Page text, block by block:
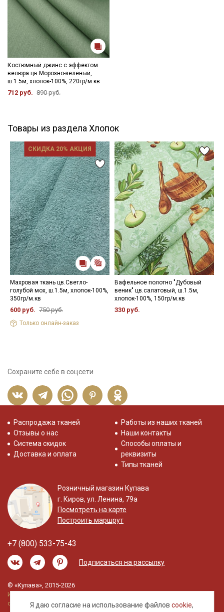
Костюмный джинс с эффектом
велюра цв.Морозно-зеленый,
ш.1.5м, хлопок-100%, 220гр/м.кв
712 руб. 890 руб.
Товары из раздела Хлопок
СКИДКА 20% АКЦИЯ
Махровая ткань цв.Светло-
голубой мох, ш.1.5м, хлопок-100%,
350гр/м.кв
600 руб. 750 руб.
Только онлайн-заказ
Вафельное полотно "Дубовый
веник" цв.салатовый, ш.1.5м,
хлопок-100%, 150гр/м.кв
330 руб.
Сохраните себе в соцсети
Я даю согласие на использование файловcookie,
Распродажа тканей
Отзывы о нас
Система скидок
Доставка и оплата
Работы из наших тканей
Наши контакты
Способы оплаты и
реквизиты
Типы тканей
Розничный магазин Купава
г. Киров, ул. Ленина, 79а
Посмотреть на карте
Построить маршрут
+7 (800) 533-75-43
Подписаться на рассылку
© «Купава», 2015-2026
Информация на сайте не является публичной
офертой.